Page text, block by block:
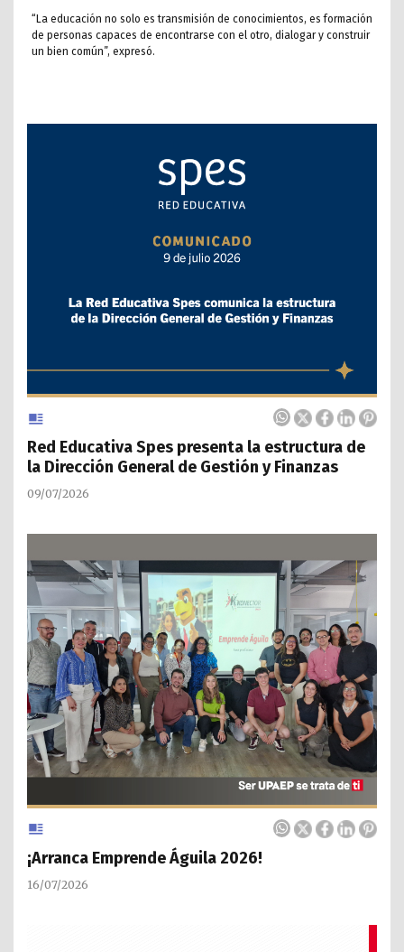
“La educación no solo es transmisión de conocimientos, es formación
de personas capaces de encontrarse con el otro, dialogar y construir
un bien común”, expresó.
Red Educativa Spes presenta la estructura de
la Dirección General de Gestión y Finanzas
09/07/2026
¡Arranca Emprende Águila 2026!
16/07/2026